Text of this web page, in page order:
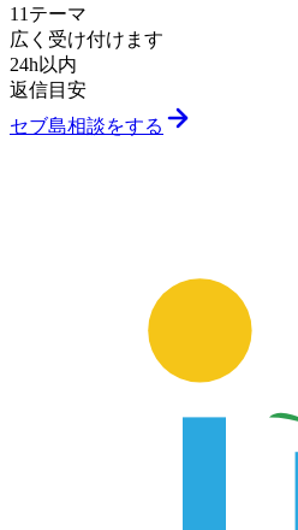
11テーマ
広く受け付けます
24h以内
返信目安
セブ島相談をする